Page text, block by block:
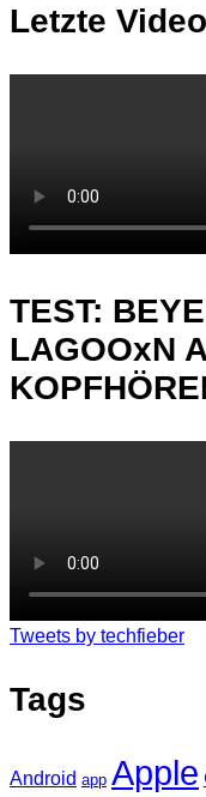
Letzte
TEST:
LAGOOxN
Tweets by techfieber
Tags
Android app Apple